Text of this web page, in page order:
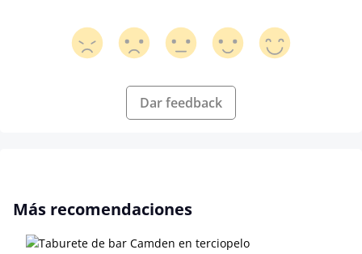
Dar feedback
Omitir la galería de productos
Más recomendaciones